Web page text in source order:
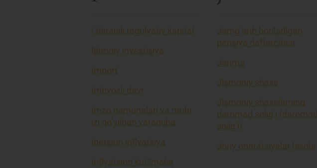
I darajali regulyativ kapital
Ijtimoiy investisiya
Import
Imtiyozli davr
Imzo namunalari va muhr
izi qo’yilgan varaqcha
Inersion inflyatsiya
Inflyatsion kutilmalar
Jamg’arib boriladigan
pensiya daftarchasi
Jarima
Jismoniy shaxs
Jismoniy shaxslarning
daromad solig’i (daromad
solig’i)
Joriy operatsiyalar hisobi